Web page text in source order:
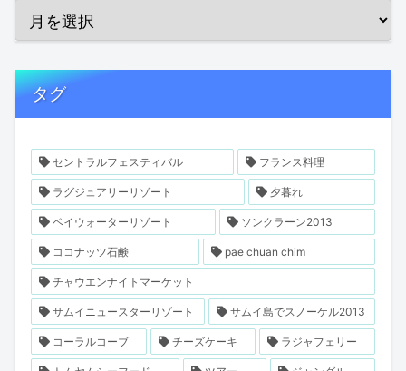
タグ
セントラルフェスティバル フランス料理
ラグジュアリーリゾート 夕暮れ
ベイウォーターリゾート ソンクラーン2013
ココナッツ石鹸 pae chuan chim
チャウエンナイトマーケット
サムイニュースターリゾート サムイ島でスノーケル2013
コーラルコーブ チーズケーキ ラジャフェリー